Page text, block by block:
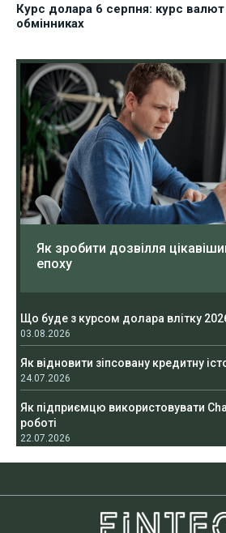
Курс долара 6 серпня: курс валют
обмінниках
Як зробити дозвілля
епоху
Що буде з курсом долара влітку
03.08.2026
Як відновити зіпсовану кредитну
24.07.2026
Як підприємцю використовувати
роботі
22.07.2026